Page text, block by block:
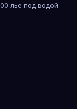
лье под водой